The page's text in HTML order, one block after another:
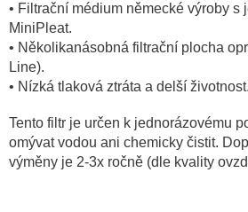
• Filtrační médium německé výroby s
MiniPleat.
• Několikanásobná filtrační plocha
Line).
• Nízká tlaková ztráta a delší životnost.
Tento filtr je určen k jednorázovému
omývat vodou ani chemicky čistit.
výměny je 2-3x ročně (dle kvality